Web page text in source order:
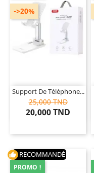
Support De Téléphone...
25,000 TND
20,000 TND
->20%
thumb_up RECOMMANDÉ
PROMO !